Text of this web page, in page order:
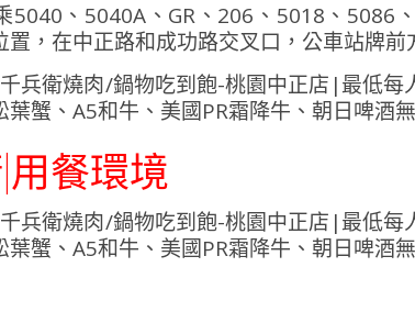
5040、5040A、GR、206、5018、5086
置，在中正路和成功路交叉口，公車站牌前
餐環境